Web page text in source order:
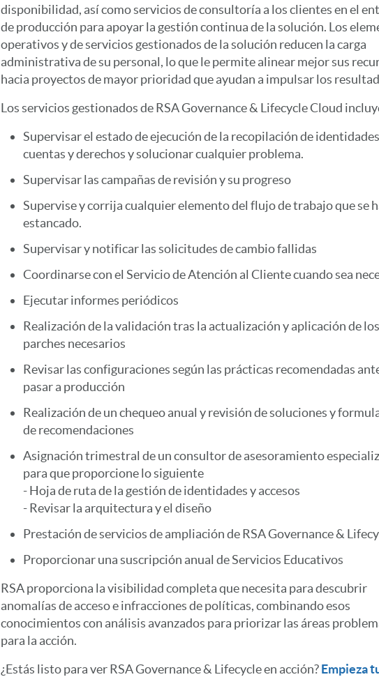
disponibilidad, así como servicios de consultoría a los clientes en el
de producción para apoyar la gestión continua de la solución. Los
operativos y de servicios gestionados de la solución reducen la carga
administrativa de su personal, lo que le permite alinear mejor sus
hacia proyectos de mayor prioridad que ayudan a impulsar los
Los servicios gestionados de RSA Governance & Lifecycle Cloud
Supervisar el estado de ejecución de la recopilación de
cuentas y derechos y solucionar cualquier problema.
Supervisar las campañas de revisión y su progreso
Supervise y corrija cualquier elemento del flujo de trabajo que se
estancado.
Supervisar y notificar las solicitudes de cambio fallidas
Coordinarse con el Servicio de Atención al Cliente cuando sea
Ejecutar informes periódicos
Realización de la validación tras la actualización y aplicación de los
parches necesarios
Revisar las configuraciones según las prácticas recomendadas
pasar a producción
Realización de un chequeo anual y revisión de soluciones y
de recomendaciones
Asignación trimestral de un consultor de asesoramiento
para que proporcione lo siguiente
- Hoja de ruta de la gestión de identidades y accesos
- Revisar la arquitectura y el diseño
Prestación de servicios de ampliación de RSA Governance &
Proporcionar una suscripción anual de Servicios Educativos
RSA proporciona la visibilidad completa que necesita para descubrir
anomalías de acceso e infracciones de políticas, combinando esos
conocimientos con análisis avanzados para priorizar las áreas
para la acción.
¿Estás listo para ver RSA Governance & Lifecycle en acción?Empieza